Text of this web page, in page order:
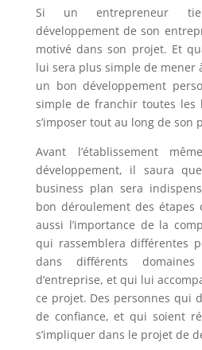
Si un entrepreneur
développement de son
motivé dans son projet. Et
lui sera plus simple de mener
un bon développement
simple de franchir toutes les
s’imposer tout au long de son
Avant l’établissement
développement, il saura que
business plan sera
bon déroulement des
aussi l’importance de la
qui rassemblera différentes
dans différents
d’entreprise, et qui lui
ce projet. Des personnes qui
de confiance, et qui soient
s’impliquer dans le projet de